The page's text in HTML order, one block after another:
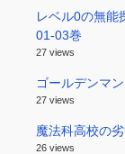
レベル0の無能
01-03巻
27 views
ゴールデンマ
27 views
魔法科高校の
26 views